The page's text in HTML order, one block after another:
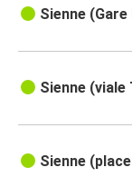
Sienne (Gare
Sienne (viale
Sienne